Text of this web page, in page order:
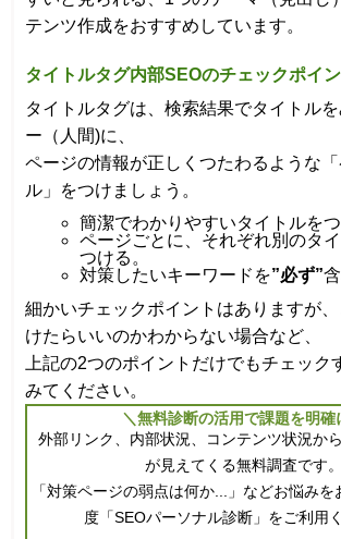
テンツ作成をおすすめしています。
タイトルタグ内部SEOのチェックポイン
タイトルタグは、検索結果でタイトル
ー（人間)に、
ページの情報が正しくつたわるような「
ル」をつけましょう。
簡潔でわかりやすいタイトルをつ
ページごとに、それぞれ別のタ
つける。
対策したいキーワードを”必ず”
細かいチェックポイントはありますが
けたらいいのかわからない場合など、
上記の2つのポイントだけでもチェック
みてください。
＼無料診断の活用で課題を明確
外部リンク、内部状況、コンテンツ状況か
が見えてくる無料調査です。
「対策ページの弱点は何か...」などお悩み
度「SEOパーソナル診断」をご利用く